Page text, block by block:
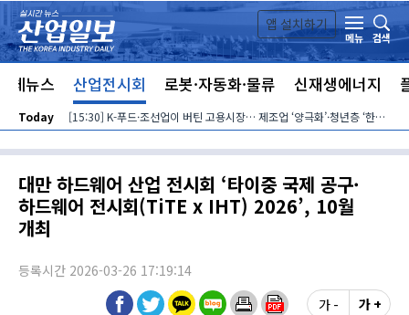
본문 바로가기
앱 설치하기
메뉴
검색
체뉴스 산업전시회 로봇·자동화·물류 신재생에너지
Today [15:30] K-푸드·조선업이 버틴 고용시장… 제조업 ‘양극화’·청년층 ‘한파’ 지속
대만 하드웨어 산업 전시회 ‘타이중 국제 공구·
하드웨어 전시회(TiTE x IHT) 2026’, 10월
개최
등록시간 2026-03-26 17:19:14
가 -
가 +